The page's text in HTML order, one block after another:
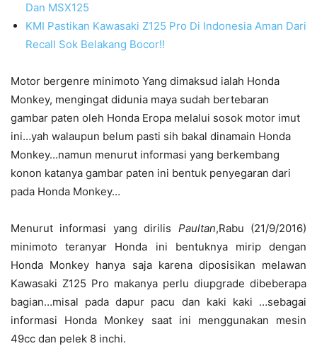
Dan MSX125
KMI Pastikan Kawasaki Z125 Pro Di Indonesia Aman Dari
Recall Sok Belakang Bocor!!
Motor bergenre minimoto Yang dimaksud ialah Honda
Monkey, mengingat didunia maya sudah bertebaran
gambar paten oleh Honda Eropa melalui sosok motor imut
ini…yah walaupun belum pasti sih bakal dinamain Honda
Monkey…namun menurut informasi yang berkembang
konon katanya gambar paten ini bentuk penyegaran dari
pada Honda Monkey…
Menurut informasi yang dirilis Paultan,Rabu (21/9/2016)
minimoto teranyar Honda ini bentuknya mirip dengan
Honda Monkey hanya saja karena diposisikan melawan
Kawasaki Z125 Pro makanya perlu diupgrade dibeberapa
bagian…misal pada dapur pacu dan kaki kaki …sebagai
informasi Honda Monkey saat ini menggunakan mesin
49cc dan pelek 8 inchi.